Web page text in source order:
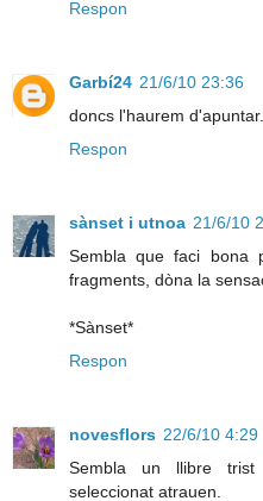
Respon
Garbí24 21/6/10 23:36
doncs l'haurem
Respon
sànset i utnoa 21/6/10
Sembla que faci bona
fragments, dòna la
*Sànset*
Respon
novesflors 22/6/10 4:29
Sembla un llibre
seleccionat atrauen.